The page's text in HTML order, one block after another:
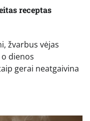
receptas
žvarbus vėjas
dienos
gerai neatgaivina